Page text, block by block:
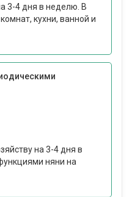
3-4 дня в неделю. В
кухни, ванной и
на 3-4 дня в
няни на